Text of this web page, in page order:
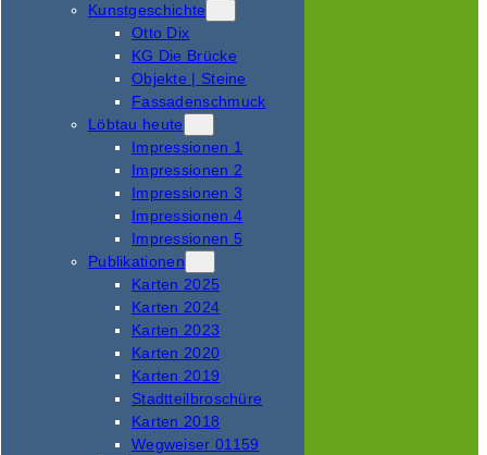
Kunstgeschichte
Otto Dix
KG Die Brücke
Objekte | Steine
Fassadenschmuck
Löbtau heute
Impressionen 1
Impressionen 2
Impressionen 3
Impressionen 4
Impressionen 5
Publikationen
Karten 2025
Karten 2024
Karten 2023
Karten 2020
Karten 2019
Stadtteilbroschüre
Karten 2018
Wegweiser 01159